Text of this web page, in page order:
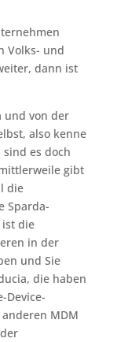
Volks- und
dann ist
und von der
also kenne
es doch
gibt
die
Sparda-
die
in der
und Sie
die haben
Device-
MDM